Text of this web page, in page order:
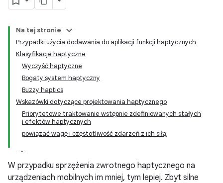
Na tej stronie
Przypadki użycia dodawania do aplikacji funkcji haptycznych
Klasyfikacje haptyczne
Wyczyść haptyczne
Bogaty system haptyczny
Buzzy haptics
Wskazówki dotyczące projektowania haptycznego
Priorytetowe traktowanie wstępnie zdefiniowanych stałych
i efektów haptycznych
powiązać wagę i częstotliwość zdarzeń z ich siłą;
W przypadku sprzężenia zwrotnego haptycznego na
urządzeniach mobilnych im mniej, tym lepiej. Zbyt silne